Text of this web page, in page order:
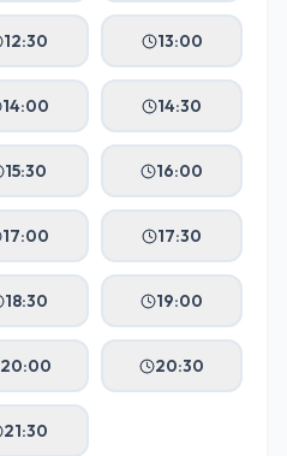
12:30 13:00
14:00 14:30
15:30 16:00
17:00 17:30
18:30 19:00
20:00 20:30
21:30